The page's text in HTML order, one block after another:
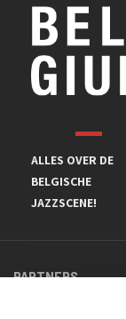
ALLES OVER DE
BELGISCHE
JAZZSCENE!
PARTNERS